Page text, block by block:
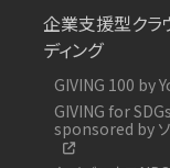
企業支援型クラ
ディング
GIVING 100 by
GIVING for SDGs
sponsored by